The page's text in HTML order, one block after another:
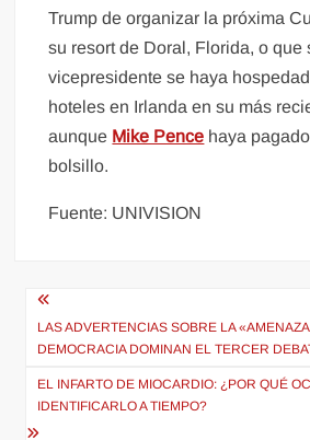
Trump de organizar la próxima
su resort de Doral, Florida, o que
vicepresidente se haya
hoteles en Irlanda en su más
aunque Mike Pence haya
bolsillo.
Fuente: UNIVISION
Navegación
de
entradas
LAS ADVERTENCIAS SOBRE LA
DEMOCRACIA DOMINAN EL TERCER
EL INFARTO DE MIOCARDIO: ¿POR QUÉ
IDENTIFICARLO A TIEMPO?